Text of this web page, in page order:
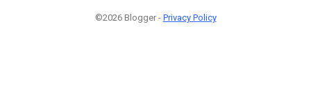
©2026 Blogger - Privacy Policy